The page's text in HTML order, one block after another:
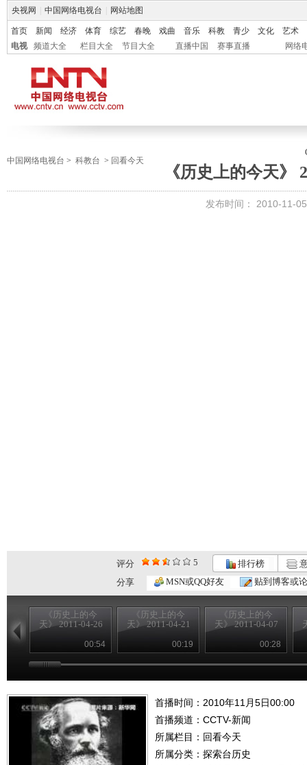
央视网 中国网络电视台 网站地图
首页 新闻 经济 体育 综艺 春晚 戏曲 音乐 科教 青少 文化
艺术
电视
频道大全 栏目大全 节目大全 直播中国 赛事直播 网络
中国网络电视台 > 科教台 > 回看今天
《历史上的今天》
发布时间： 2010-11-
评分 5 排行榜
分享
MSN或QQ好友 贴到博客或
《历史上的今
天》 2011-04-26
00:54
《历史上的今
天》 2011-04-21
00:19
《历史上的今
天》 2011-04-07
00:28
首播时间：2010年11月5日00:00
首播频道： CCTV-新闻
所属栏目： 回看今天
所属分类：探索台历史